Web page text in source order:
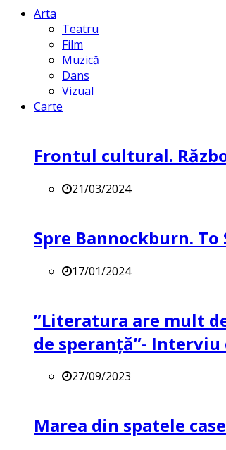
Arta
Teatru
Film
Muzică
Dans
Vizual
Carte
Frontul cultural.
21/03/2024
Spre Bannockburn.
17/01/2024
”Literatura are mult
de speranță”- Interviu
27/09/2023
Marea din spatele